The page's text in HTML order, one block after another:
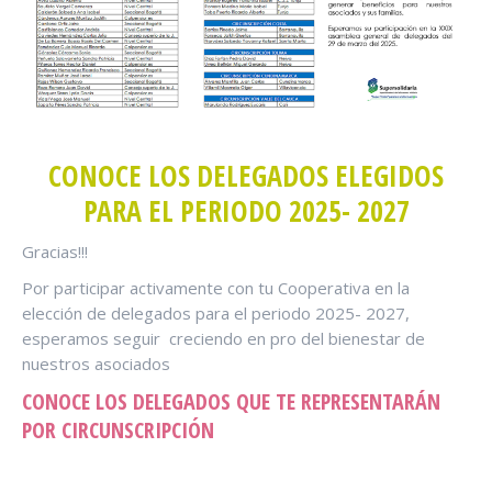
CONOCE LOS DELEGADOS ELEGIDOS
PARA EL PERIODO 2025- 2027
Gracias!!!
Por participar activamente con tu Cooperativa en la
elección de delegados para el periodo 2025- 2027,
esperamos seguir creciendo en pro del bienestar de
nuestros asociados
CONOCE LOS DELEGADOS QUE TE REPRESENTARÁN
POR CIRCUNSCRIPCIÓN